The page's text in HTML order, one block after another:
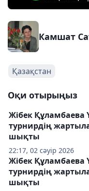
Камшат
Қазақстан
Оқи отырыңыз
22:17, 02 сәуір 2026
Жібек Құламбаева
турнирдің
шықты
Жібек Құламбаева
турнирдің
шықты